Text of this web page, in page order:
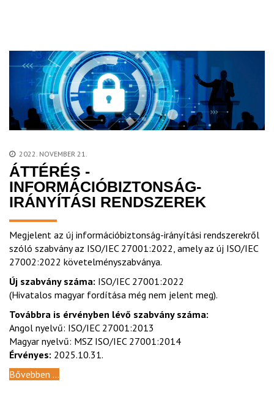
2022. NOVEMBER 21.
ÁTTÉRÉS -
INFORMÁCIÓBIZTONSÁG-
IRÁNYÍTÁSI RENDSZEREK
Megjelent az új információbiztonság-irányítási rendszerekről
szóló szabvány az ISO/IEC 27001:2022, amely az új ISO/IEC
27002:2022 követelményszabványa.
Új szabvány száma: ISO/IEC 27001:2022
(Hivatalos magyar fordítása még nem jelent meg).
Továbbra is érvényben lévő szabvány száma:
Angol nyelvű: ISO/IEC 27001:2013
Magyar nyelvű: MSZ ISO/IEC 27001:2014
Érvényes: 2025.10.31.
Bővebben ...